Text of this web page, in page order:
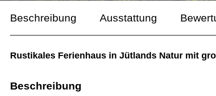
Beschreibung Ausstattung
Rustikales Ferienhaus in Jütlands Natur mit
Beschreibung